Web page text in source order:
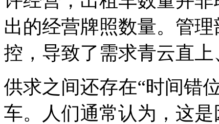
出的经营牌照数量。管
控，导致了需求青云直
供求之间还存在“时间错
车。人们通常认为，这